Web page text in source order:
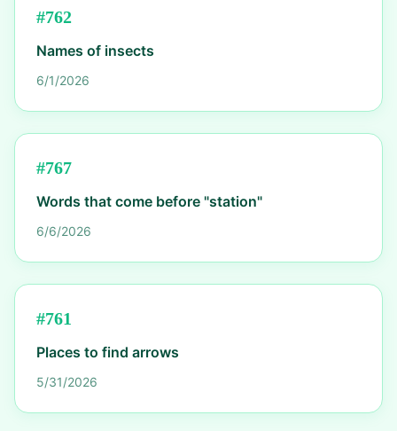
#762
Names of insects
6/1/2026
#767
Words that come before "station"
6/6/2026
#761
Places to find arrows
5/31/2026